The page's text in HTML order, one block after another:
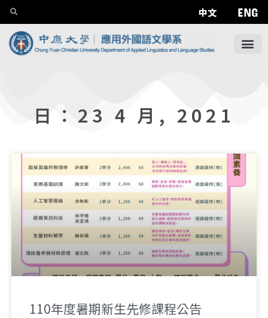
中文 ENG
日：23 4 月, 2021
110年度暑期新生先修課程公告